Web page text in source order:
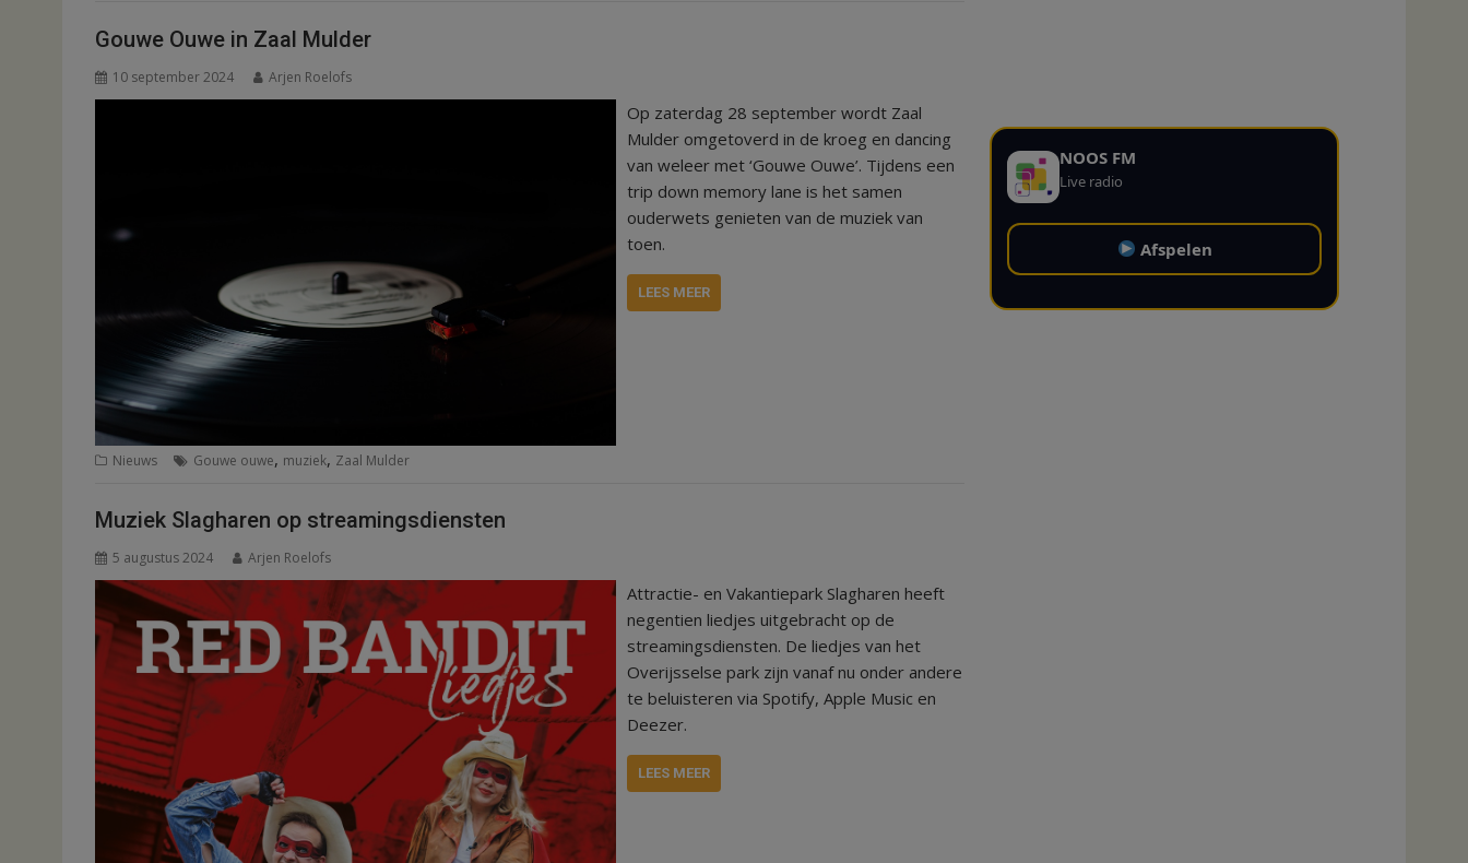
Gouwe Ouwe in Zaal Mulder
10 september 2024 Arjen Roelofs
Op zaterdag 28 september wordt Zaal
Mulder omgetoverd in de kroeg en dancing
van weleer met ‘Gouwe Ouwe’. Tijdens een
trip down memory lane is het samen
ouderwets genieten van de muziek van
toen.
LEES MEER
Nieuws Gouwe ouwe, muziek, Zaal Mulder
Muziek Slagharen op streamingsdiensten
5 augustus 2024 Arjen Roelofs
Attractie- en Vakantiepark Slagharen heeft
negentien liedjes uitgebracht op de
streamingsdiensten. De liedjes van het
Overijsselse park zijn vanaf nu onder andere
te beluisteren via Spotify, Apple Music en
Deezer.
LEES MEER
NOOS FM
Live radio
Afspelen